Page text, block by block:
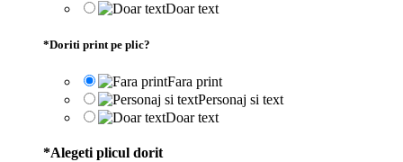
Doar text
*Doriti print pe plic?
Fara print
Personaj si text
Doar text
*Alegeti plicul dorit